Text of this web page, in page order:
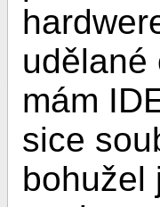
udělané
mám
sice
bohužel